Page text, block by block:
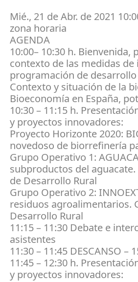
Mié., 21 de Abr. de 2021
zona horaria
AGENDA
10:00– 10:30 h.
contexto de las medidas de
programación de
Contexto y situación de la
Bioeconomía en España,
10:30 – 11:15 h.
y proyectos innovadores:
Proyecto Horizonte 2020:
novedoso de biorrefinería
Grupo Operativo 1:
subproductos del
de Desarrollo Rural
Grupo Operativo 2:
residuos agroalimentarios.
Desarrollo Rural
11:15 – 11:30 Debate e
asistentes
11:30 – 11:45 DESCANSO –
11:45 – 12:30 h.
y proyectos innovadores: